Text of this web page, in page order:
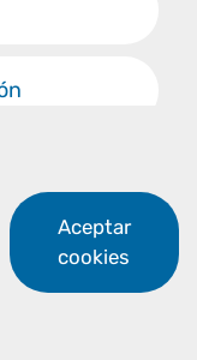
· ULPGC
Aceptar
cookies